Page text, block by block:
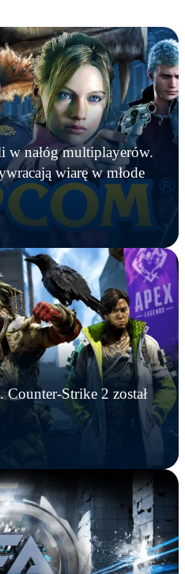
w nałóg multiplayerów.
wiarę w młode
Strike 2 został